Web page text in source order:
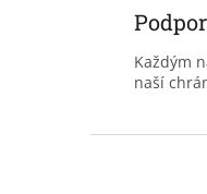
Každým
naší